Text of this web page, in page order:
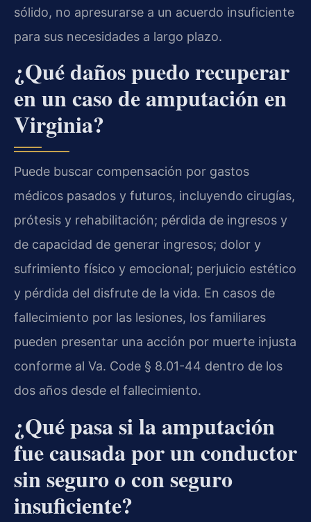
sólido, no apresurarse a un acuerdo insuficiente
para sus necesidades a largo plazo.
¿Qué daños puedo recuperar
en un caso de amputación en
Virginia?
Puede buscar compensación por gastos
médicos pasados y futuros, incluyendo cirugías,
prótesis y rehabilitación; pérdida de ingresos y
de capacidad de generar ingresos; dolor y
sufrimiento físico y emocional; perjuicio estético
y pérdida del disfrute de la vida. En casos de
fallecimiento por las lesiones, los familiares
pueden presentar una acción por muerte injusta
conforme al Va. Code § 8.01-44 dentro de los
dos años desde el fallecimiento.
¿Qué pasa si la amputación
fue causada por un conductor
sin seguro o con seguro
insuficiente?